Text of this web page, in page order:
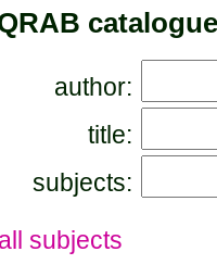
catalogue
author:
title:
subjects:
subjects